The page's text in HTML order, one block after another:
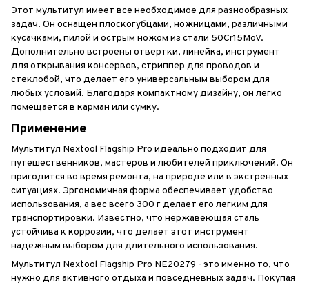
Этот мультитул имеет все необходимое для разнообразных
задач. Он оснащен плоскогубцами, ножницами, различными
кусачками, пилой и острым ножом из стали 50Cr15MoV.
Дополнительно встроены отвертки, линейка, инструмент
для открывания консервов, стриппер для проводов и
стеклобой, что делает его универсальным выбором для
любых условий. Благодаря компактному дизайну, он легко
помещается в карман или сумку.
Применение
Мультитул Nextool Flagship Pro идеально подходит для
путешественников, мастеров и любителей приключений. Он
пригодится во время ремонта, на природе или в экстренных
ситуациях. Эргономичная форма обеспечивает удобство
использования, а вес всего 300 г делает его легким для
транспортировки. Известно, что нержавеющая сталь
устойчива к коррозии, что делает этот инструмент
надежным выбором для длительного использования.
Мультитул Nextool Flagship Pro NE20279 - это именно то, что
нужно для активного отдыха и повседневных задач. Покупая